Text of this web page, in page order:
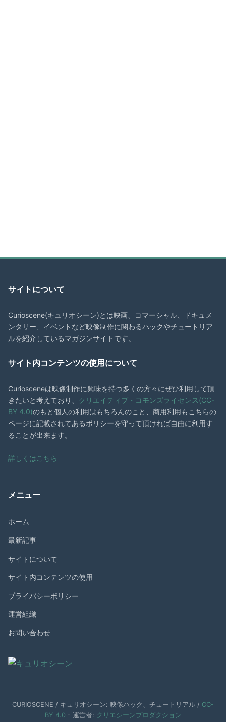
サイトについて
Curioscene(キュリオシーン)とは映画、コマーシャル、ドキュメ
ンタリー、イベントなど映像制作に関わるハックやチュートリア
ルを紹介しているマガジンサイトです。
サイト内コンテンツの使用について
Curiosceneは映像制作に興味を持つ多くの方々にぜひ利用して頂
きたいと考えており、
クリエイティブ・コモンズライセンス(CC-
BY 4.0)のもと個人の利用はもちろんのこと、商用利用もこちらの
ページに記載されてあるポリシーを守って頂ければ自由に利用す
ることが出来ます。
詳しくはこちら
メニュー
ホーム
最新記事
サイトについて
サイト内コンテンツの使用
プライバシーポリシー
運営組織
お問い合わせ
CURIOSCENE / キュリオシーン: 映像ハック、チュートリアル / CC-
BY 4.0 - 運営者: クリエシーンプロダクション